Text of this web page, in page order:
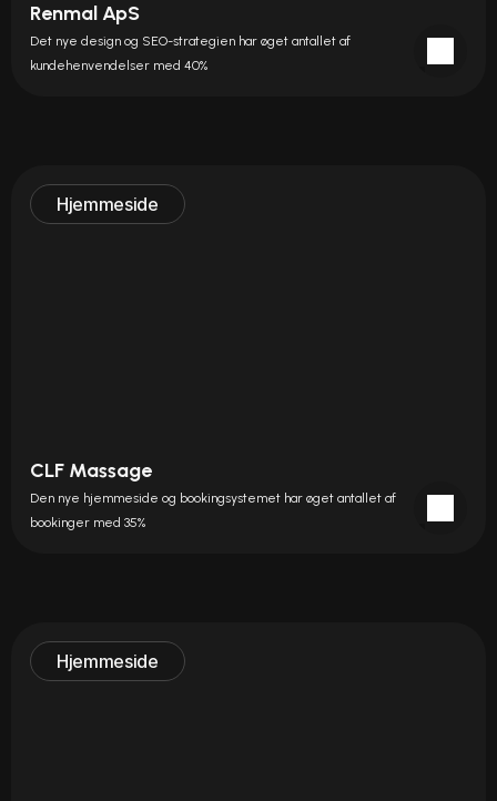
Renmal ApS
Det nye design og SEO-strategien har øget antallet af
kundehenvendelser med 40%
Hjemmeside
Hjemmeside
CLF Massage
Den nye hjemmeside og bookingsystemet har øget antallet af
bookinger med 35%